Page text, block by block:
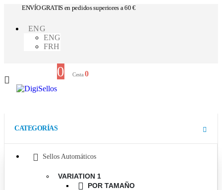
ENVÍO GRATIS en pedidos superiores a 60 €
ENG
ENG
FRH
0 Cesta0
CATEGORÍAS
Sellos Automáticos
VARIATION 1
POR TAMAÑO